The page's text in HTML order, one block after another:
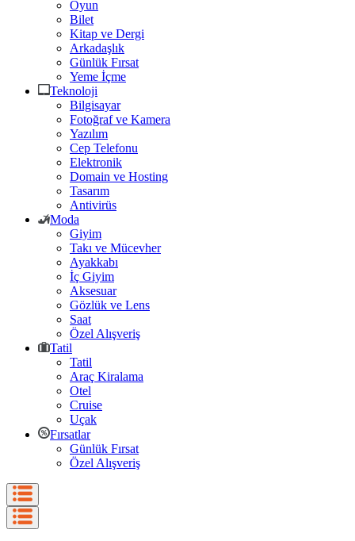
Oyun
Bilet
Kitap ve Dergi
Arkadaşlık
Günlük Fırsat
Yeme İçme
Teknoloji
Bilgisayar
Fotoğraf ve Kamera
Yazılım
Cep Telefonu
Elektronik
Domain ve Hosting
Tasarım
Antivirüs
Moda
Giyim
Takı ve Mücevher
Ayakkabı
İç Giyim
Aksesuar
Gözlük ve Lens
Saat
Özel Alışveriş
Tatil
Tatil
Araç Kiralama
Otel
Cruise
Uçak
Fırsatlar
Günlük Fırsat
Özel Alışveriş